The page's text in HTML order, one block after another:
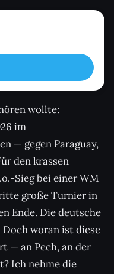
wollte:
im
— gegen Paraguay,
den krassen
Sieg bei einer WM
große Turnier in
Ende. Die deutsche
Doch woran ist diese
— an Pech, an der
Ich nehme die